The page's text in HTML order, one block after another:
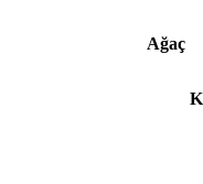
Ağaç